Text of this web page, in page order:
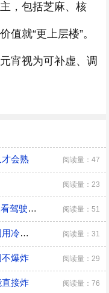
，包括芝麻、核
就“更上层楼”。
宵视为可补虚、调
会熟 阅读量：47
阅读量：23
12123上显示累计3分还剩几分12123查看驾驶证剩余分 阅读量：51
速冻汤圆冷水煮还是热水煮煮速冻汤圆用冷水还是热水 阅读量：31
爆炸 阅读量：29
接炸 阅读量：76